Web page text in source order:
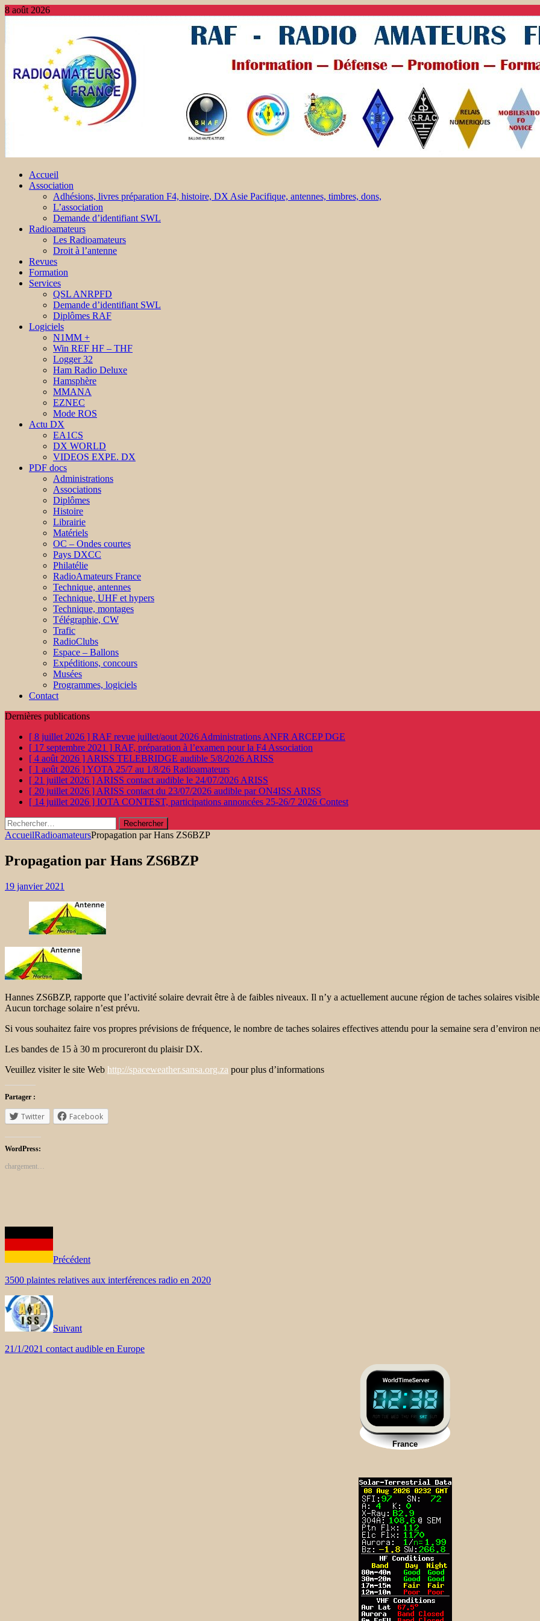
8 août 2026
Accueil
Association
Adhésions, livres préparation F4, histoire, DX Asie Pacifique, antennes, timbres, dons,
L’association
Demande d’identifiant SWL
Radioamateurs
Les Radioamateurs
Droit à l’antenne
Revues
Formation
Services
QSL ANRPFD
Demande d’identifiant SWL
Diplômes RAF
Logiciels
N1MM +
Win REF HF – THF
Logger 32
Ham Radio Deluxe
Hamsphère
MMANA
EZNEC
Mode ROS
Actu DX
EA1CS
DX WORLD
VIDEOS EXPE. DX
PDF docs
Administrations
Associations
Diplômes
Histoire
Librairie
Matériels
OC – Ondes courtes
Pays DXCC
Philatélie
RadioAmateurs France
Technique, antennes
Technique, UHF et hypers
Technique, montages
Télégraphie, CW
Trafic
RadioClubs
Espace – Ballons
Expéditions, concours
Musées
Programmes, logiciels
Contact
Dernières publications
[ 8 juillet 2026 ] RAF revue juillet/aout 2026 Administrations ANFR ARCEP DGE
[ 17 septembre 2021 ] RAF, préparation à l’examen pour la F4 Association
[ 4 août 2026 ] ARISS TELEBRIDGE audible 5/8/2026 ARISS
[ 1 août 2026 ]YOTA 25/7 au 1/8/26 Radioamateurs
[ 21 juillet 2026 ] ARISS contact audible le 24/07/2026 ARISS
[ 20 juillet 2026 ] ARISS contact du 23/07/2026 audible par ON4ISS ARISS
[ 14 juillet 2026 ] IOTA CONTEST, participations annoncées 25-26/7 2026 Contest
Rechercher :
AccueilRadioamateursPropagation par Hans ZS6BZP
Propagation par Hans ZS6BZP
19 janvier 2021
Hannes ZS6BZP, rapporte que l’activité solaire devrait être à de faibles niveaux. Il n’y a actuellement aucune région de taches solaires
Aucun torchage solaire n’est prévu.
Si vous souhaitez faire vos propres prévisions de fréquence, le nombre de taches solaires effectives attendu pour la semaine sera d’environ
Les bandes de 15 à 30 m procureront du plaisir DX.
Veuillez visiter le site Web http://spaceweather.sansa.org.za pour plus d’informations
Partager :
Twitter Facebook
WordPress:
chargement…
Précédent
3500 plaintes relatives aux interférences radio en 2020
Suivant
21/1/2021 contact audible en Europe